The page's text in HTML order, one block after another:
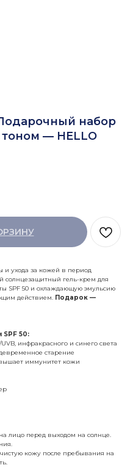
Подарочный набор
— HELLO
и ухода за кожей в период
солнцезащитный гель-крем для
SPF 50 и охлаждающую эмульсию
действием. Подарок —
SPF 50:
инфракрасного и синего света
старение
иммунитет кожи
лицо перед выходом на солнце.
кожу после пребывания на